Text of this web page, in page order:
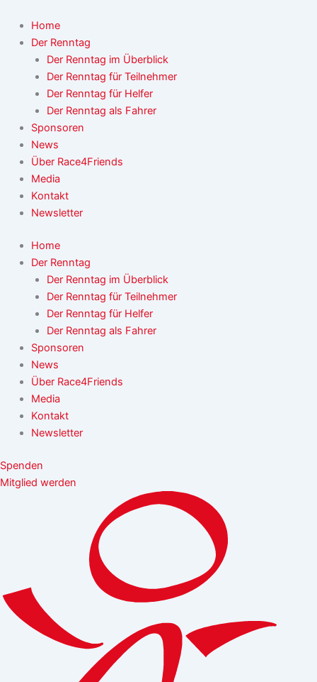
Inhalt
springen
Home
Der Renntag
Der Renntag im Überblick
Der Renntag für Teilnehmer
Der Renntag für Helfer
Der Renntag als Fahrer
Sponsoren
News
Über Race4Friends
Media
Kontakt
Newsletter
Home
Der Renntag
Der Renntag im Überblick
Der Renntag für Teilnehmer
Der Renntag für Helfer
Der Renntag als Fahrer
Sponsoren
News
Über Race4Friends
Media
Kontakt
Newsletter
Spenden
Mitglied werden